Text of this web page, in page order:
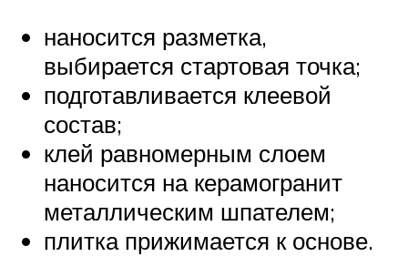
наносится разметка,
выбирается стартовая точка;
подготавливается клеевой
состав;
клей равномерным слоем
наносится на керамогранит
металлическим шпателем;
плитка прижимается к основе.